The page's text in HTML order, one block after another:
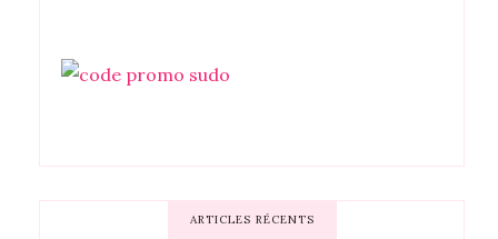
ARTICLES RÉCENTS